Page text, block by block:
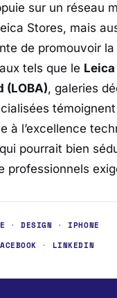
sur un réseau
Stores, mais
de promouvoir
tels que le
(LOBA), galeries
témoignent
à l’excellence
pourrait bien
professionnels
·DESIGN ·IPHONE
· LINKEDIN